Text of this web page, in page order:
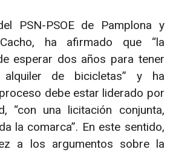
PSN-PSOE de Pamplona y
ha afirmado que “la
esperar dos años para tener
de bicicletas” y ha
debe estar liderado por
“con una licitación conjunta,
la comarca”. En este sentido,
a los argumentos sobre la